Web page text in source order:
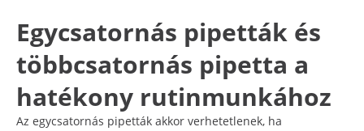
Egycsatornás pipetták és
többcsatornás pipetta a
hatékony rutinmunkához
Az egycsatornás pipetták akkor verhetetlenek, ha